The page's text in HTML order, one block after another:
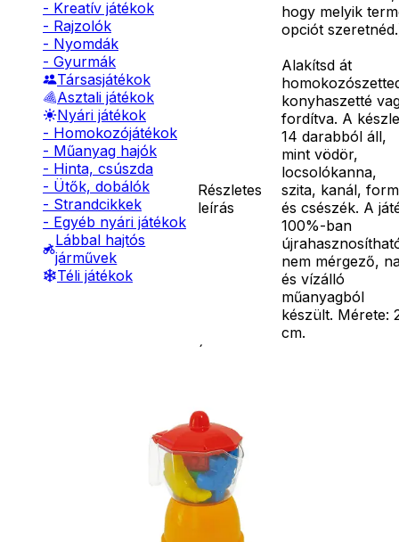
- Kreatív játékok
- Rajzolók
- Nyomdák
- Gyurmák
Társasjátékok
Asztali játékok
Nyári játékok
- Homokozójátékok
- Műanyag hajók
- Hinta, csúszda
- Ütők, dobálók
- Strandcikkek
- Egyéb nyári játékok
Lábbal hajtós
járművek
Téli játékok
hogy melyik
opciót szeretnéd.
Részletes
leírás
Alakítsd át
konyhaszetté
fordítva. A
14 darabból áll,
mint vödör,
locsolókanna,
szita, kanál,
és csészék. A
100%-ban
nem mérgező,
és vízálló
műanyagból
készült. Mérete:
cm.
Ár
- Csomagautomata: 1190
forinttól
- Házhozszállítás: 2190
forinttól
- Személyes átvétel:
ingyenesen